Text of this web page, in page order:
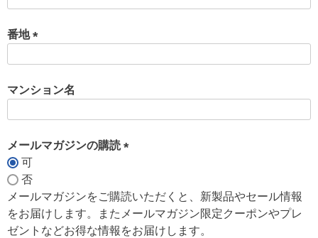
番地
須
マンション名
メールマガジンの購読
須
)
可
否
メールマガジンをご購読いただくと、新製品やセール情報
をお届けします。またメールマガジン限定クーポンやプレ
ゼントなどお得な情報をお届けします。